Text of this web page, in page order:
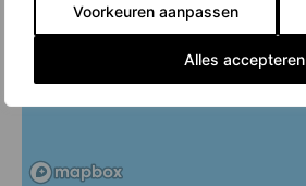
Voorkeuren aanpassen
Alles accepteren